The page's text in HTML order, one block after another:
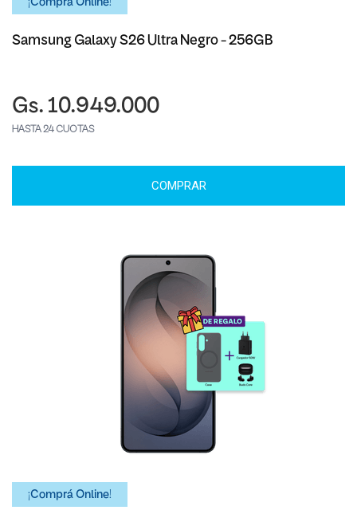
¡Comprá Online!
Samsung Galaxy S26 Ultra Negro - 256GB
Gs. 10.949.000
HASTA 24 CUOTAS
COMPRAR
¡Comprá Online!